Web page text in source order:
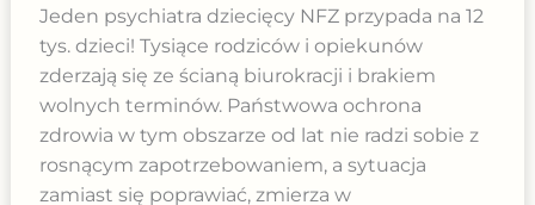
Jeden psychiatra dziecięcy NFZ przypada na 12
tys. dzieci! Tysiące rodziców i opiekunów
zderzają się ze ścianą biurokracji i brakiem
wolnych terminów. Państwowa ochrona
zdrowia w tym obszarze od lat nie radzi sobie z
rosnącym zapotrzebowaniem, a sytuacja
zamiast się poprawiać, zmierza w